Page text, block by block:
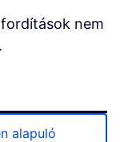
nem
alapuló